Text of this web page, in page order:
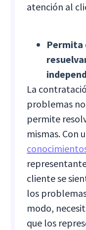
atención al
Permita
La
problemas
permite
mismas. Con
cliente se
los
modo,
que los